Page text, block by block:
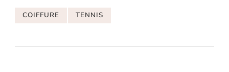
COIFFURE TENNIS